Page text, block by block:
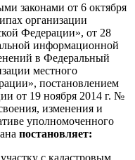
законами от 6 октября
организации
Федерации», от 28
информационной
в Федеральный
местного
постановлением
от 19 ноября 2014 г. №
изменения и
уполномоченного
постановляет:
с кадастровым